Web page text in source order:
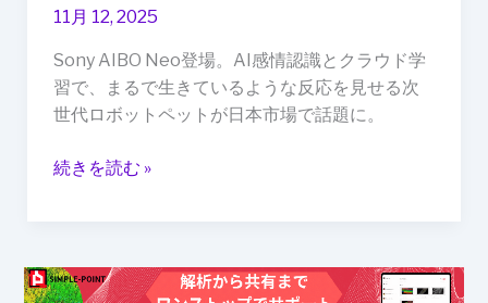
11月 12, 2025
Sony AIBO Neo登場。AI感情認識とクラウド学
習で、まるで生きているような反応を見せる次
世代ロボットペットが日本市場で話題に。
化
た
AI
ペ
ト
ト、
続きを読む »